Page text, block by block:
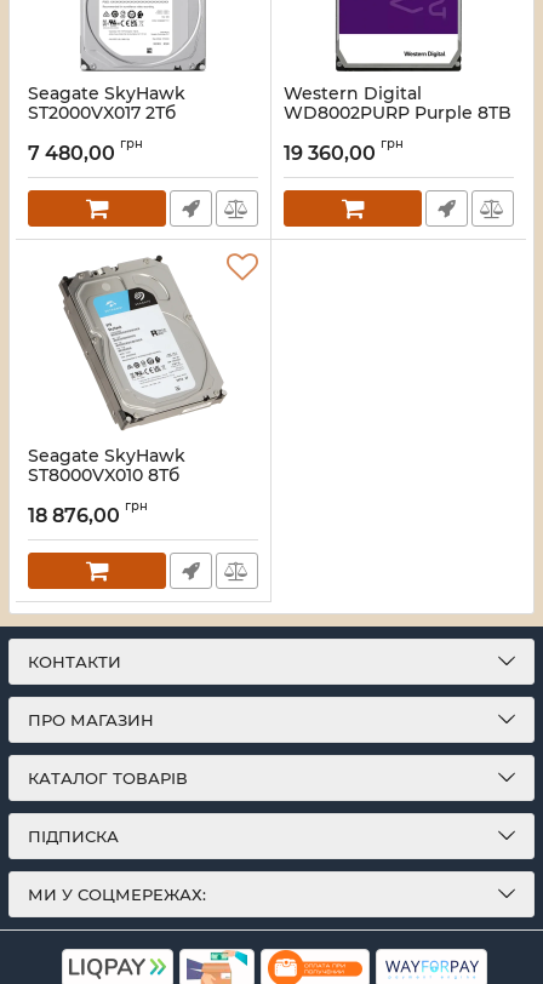
Seagate SkyHawk
ST2000VX017 2Тб
внутрішній
Артикул:16_120941
7 480,00 грн
Western Digital
WD8002PURP Purple 8TB
Артикул:16_120836
19 360,00 грн
Seagate SkyHawk
ST8000VX010 8Тб
внутрішній
Артикул:16_120377
18 876,00 грн
КОНТАКТИ
ПРО МАГАЗИН
КАТАЛОГ ТОВАРІВ
ПІДПИСКА
МИ У СОЦМЕРЕЖАХ: